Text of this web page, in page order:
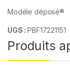
Modèle déposé®
UGS :PBF17221151
Produits